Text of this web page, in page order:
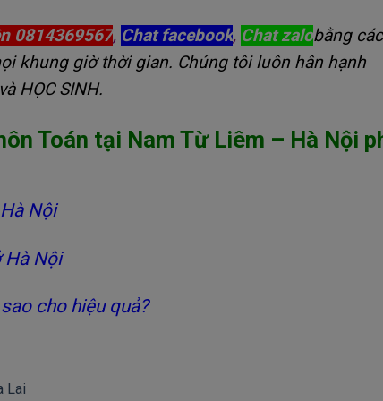
0814369567, Chat facebook, Chat zalobằng
khung giờ thời gian. Chúng tôi luôn hân hạnh
HỌC SINH.
Toán tại Nam Từ Liêm – Hà Nội
Nội
Hà Nội
cho hiệu quả?
Lai